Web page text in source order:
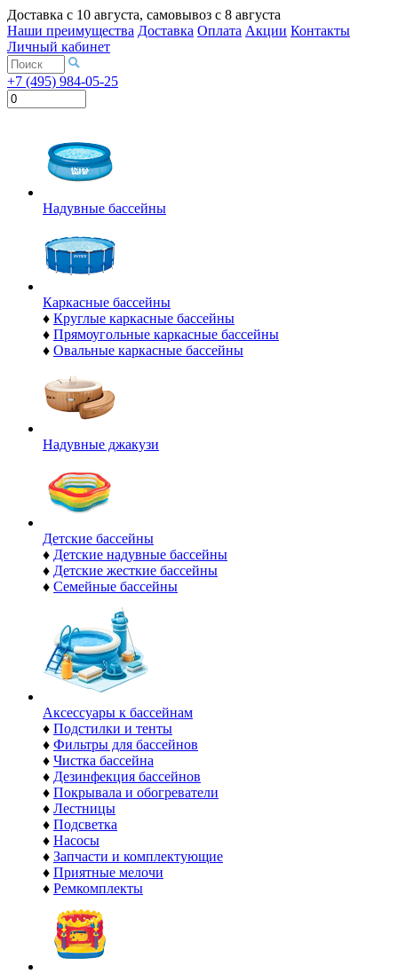
Доставка с 10 августа, самовывоз с 8 августа
Наши преимущества Доставка Оплата Акции Контакты
Личный кабинет
+7 (495) 984-05-25
Надувные бассейны
Каркасные бассейны
♦ Круглые каркасные бассейны
♦ Прямоугольные каркасные бассейны
♦ Овальные каркасные бассейны
Надувные джакузи
Детские бассейны
♦ Детские надувные бассейны
♦ Детские жесткие бассейны
♦ Семейные бассейны
Аксессуары к бассейнам
♦ Подстилки и тенты
♦ Фильтры для бассейнов
♦ Чистка бассейна
♦ Дезинфекция бассейнов
♦ Покрывала и обогреватели
♦ Лестницы
♦ Подсветка
♦ Насосы
♦ Запчасти и комплектующие
♦ Приятные мелочи
♦ Ремкомплекты